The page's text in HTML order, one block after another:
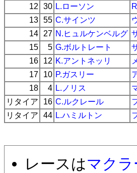
12
30 L.ローソン
13 55 C.サインツ
14
27 N.ヒュルケンベルグ
15
5 G.ボルトレート
16
12 K.アントネッリ
17
10 P.ガスリー
18
4 L.ノリス
リタイア
16 C.ルクレール
リタイア
44 L.ハミルトン
レースはマクラ